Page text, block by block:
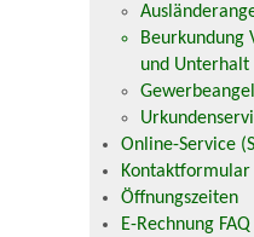
Beurkundung
und Unterhalt
Online-Service
Kontaktformular
Öffnungszeiten
E-Rechnung FAQ